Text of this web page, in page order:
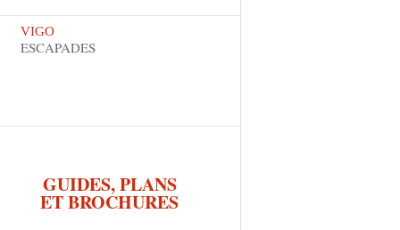
VIGO
ESCAPADES
GUIDES, PLANS
ET BROCHURES